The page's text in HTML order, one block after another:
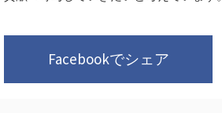
Facebookでシェア